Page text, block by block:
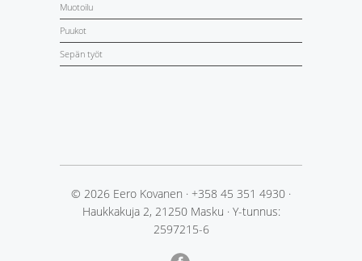
Muotoilu
Puukot
Sepän työt
© 2026 Eero Kovanen · +358 45 351 4930 ·
Haukkakuja 2, 21250 Masku · Y-tunnus:
2597215-6